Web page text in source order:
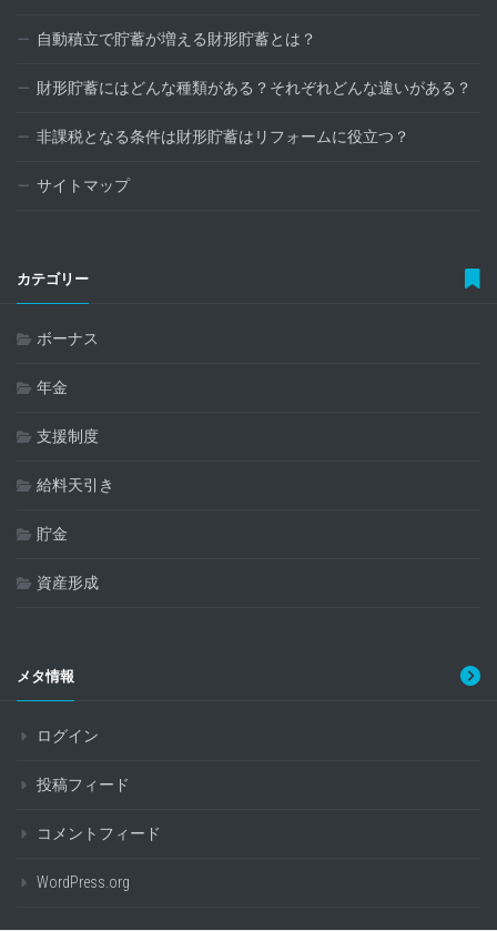
自動積立で貯蓄が増える財形貯蓄とは？
財形貯蓄にはどんな種類がある？それぞれどんな違いがある？
非課税となる条件は財形貯蓄はリフォームに役立つ？
サイトマップ
カテゴリー
ボーナス
年金
支援制度
給料天引き
貯金
資産形成
メタ情報
ログイン
投稿フィード
コメントフィード
WordPress.org